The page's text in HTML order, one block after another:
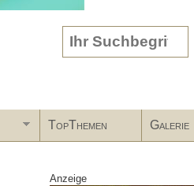
Search form
TopThemen Galerie
Anzeige